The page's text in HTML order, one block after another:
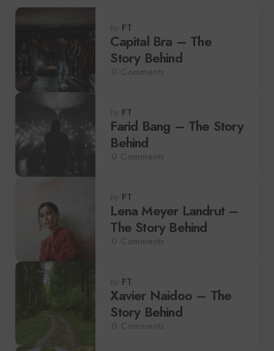
Posted
by
FT
Capital Bra – The
Story Behind
Posted
by
FT
Farid Bang – The Story
Behind
Posted
by
FT
Lena Meyer Landrut –
The Story Behind
Posted
by
FT
Xavier Naidoo – The
Story Behind